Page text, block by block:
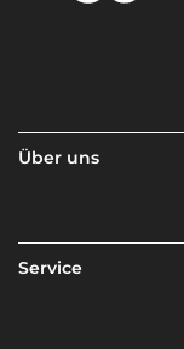
Über uns
Service